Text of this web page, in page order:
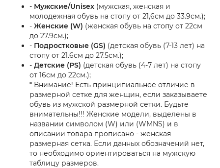
- Мужские/Unisex (мужская, женская и
молодежная обувь на стопу от 21,6см до 33.9см.);
- Женские (W) (женская обувь на стопу от 22см
до 27.9см.);
- Подростковые (GS) (детская обувь (7-13 лет) на
стопу от 21.6см до 27.5см.);
- Детские (PS) (детская обувь (4-7 лет) на стопу
от 16см до 22см.);
* Внимание! Есть принципиальное отличие в
размерной сетке для женщин, если заказываете
обувь из мужской размерной сетки. Будьте
внимательны!!! Женские модели, выделены в
названии символом (W) или (WMNS) и в
описании товара прописано - женская
размерная сетка. Если данных обозначений нет,
то необходимо ориентироваться на мужскую
таблицу размеров.